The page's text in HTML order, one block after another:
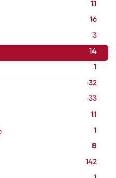
11
16
3
14
1
32
33
11
1
8
142